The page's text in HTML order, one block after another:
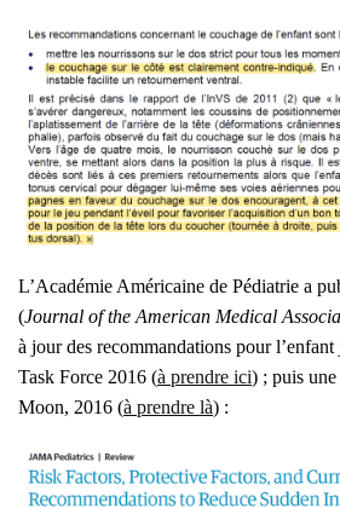
L’Académie Amé­ri­caine de Pédia­trie a
(Jour­nal of the Ame­ri­can Medi­cal
à jour des recom­man­da­tions pour
Task Force 2016 (à prendre ici) ; puis
Moon, 2016 (à prendre là) :